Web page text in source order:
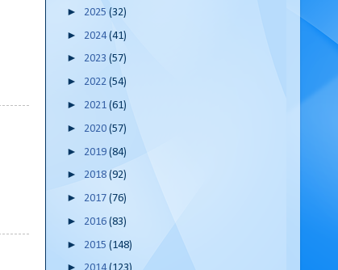
► 2025 (32)
► 2024(41)
► 2023 (57)
► 2022 (54)
► 2021 (61)
► 2020 (57)
► 2019 (84)
► 2018 (92)
► 2017 (76)
► 2016 (83)
► 2015 (148)
►